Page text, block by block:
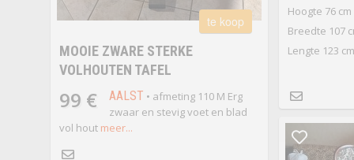
Hoogte 76 cm
Breedte 107
Lengte 123 cm
te koop
MOOIE ZWARE STERKE
VOLHOUTEN TAFEL
99 € AALST • afmeting 110 M Erg
zwaar en stevig voet en blad
vol hout meer...